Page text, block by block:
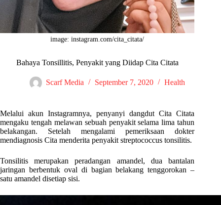
image: instagram.com/cita_citata/
Bahaya Tonsillitis, Penyakit yang Diidap Cita Citata
Scarf Media September 7, 2020 Health
Melalui akun Instagramnya, penyanyi dangdut Cita Citata
mengaku tengah melawan sebuah penyakit selama lima tahun
belakangan. Setelah mengalami pemeriksaan dokter
mendiagnosis Cita menderita penyakit streptococcus tonsilitis.
Tonsilitis merupakan peradangan amandel, dua bantalan
jaringan berbentuk oval di bagian belakang tenggorokan –
satu amandel disetiap sisi.